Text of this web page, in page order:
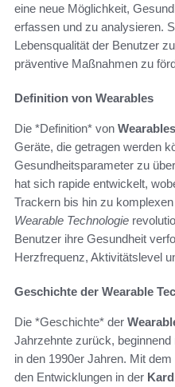
eine neue Möglichkeit,
erfassen und zu analysieren.
Lebensqualität der Benutzer
präventive Maßnahmen zu
Definition von Wearables
Die *Definition* von Wearables
Geräte, die getragen werden
Gesundheitsparameter zu
hat sich rapide entwickelt,
Trackern bis hin zu
Wearable Technologie
Benutzer ihre Gesundheit
Herzfrequenz, Aktivitätslevel
Geschichte der Wearable
Die *Geschichte* der
Jahrzehnte zurück,
in den 1990er Jahren. Mit
den Entwicklungen in der